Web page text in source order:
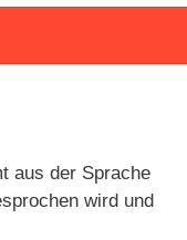
aus der Sprache
wird und